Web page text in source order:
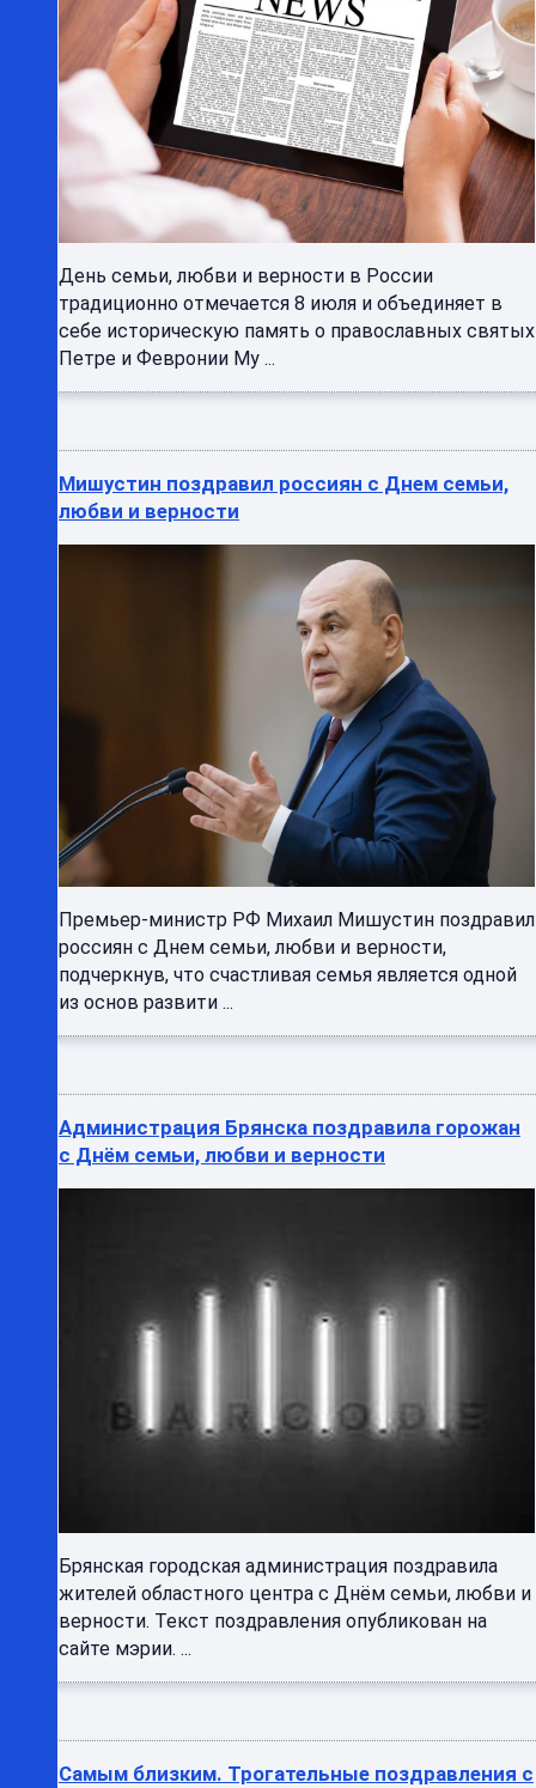
День семьи, любви и верности в России
традиционно отмечается 8 июля и объединяет в
себе историческую память о православных святых
Петре и Февронии Му ...
Мишустин поздравил россиян с Днем семьи,
любви и верности
Премьер-министр РФ Михаил Мишустин поздравил
россиян с Днем семьи, любви и верности,
подчеркнув, что счастливая семья является одной
из основ развити ...
Администрация Брянска поздравила горожан
с Днём семьи, любви и верности
Брянская городская администрация поздравила
жителей областного центра с Днём семьи, любви и
верности. Текст поздравления опубликован на
сайте мэрии. ...
Самым близким. Трогательные поздравления с